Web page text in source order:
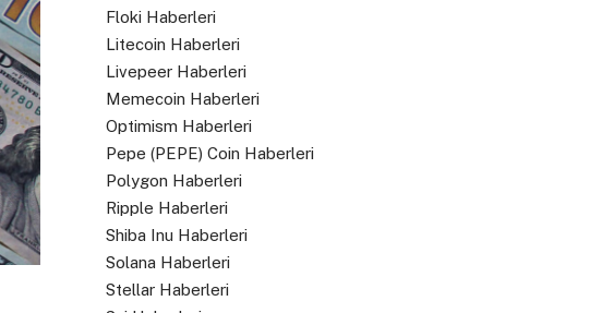
Floki Haberleri
Litecoin Haberleri
Livepeer Haberleri
Memecoin Haberleri
Optimism Haberleri
Pepe (PEPE) Coin Haberleri
Polygon Haberleri
Ripple Haberleri
Shiba Inu Haberleri
Solana Haberleri
Stellar Haberleri